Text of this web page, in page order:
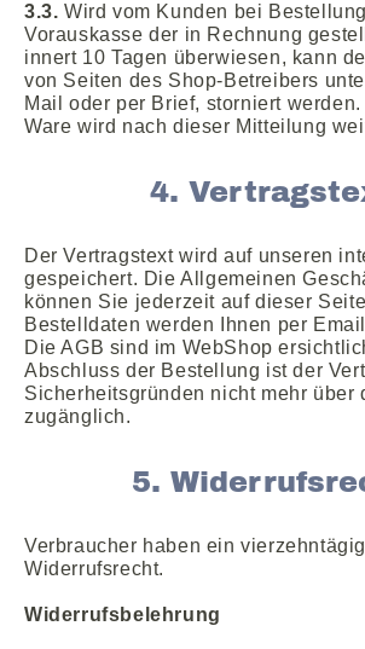
3.3. Wird vom Kunden bei
Vorauskasse der in Rechnung
innert 10 Tagen überwiesen, kann
von Seiten des Shop-Betreibers
Mail oder per Brief, storniert
Ware wird nach dieser Mitteilung
4.
Der Vertragstext wird auf unseren
gespeichert. Die Allgemeinen
können Sie jederzeit auf dieser
Bestelldaten werden Ihnen per
Die AGB sind im WebShop
Abschluss der Bestellung ist der
Sicherheitsgründen nicht mehr über
zugänglich.
5.
Verbraucher haben ein
Widerrufsrecht.
Widerrufsbelehrung